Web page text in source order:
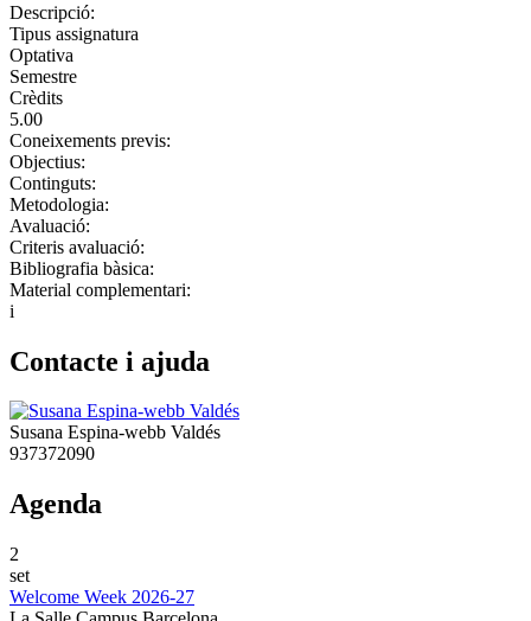
Descripció:
Tipus assignatura
Optativa
Semestre
Crèdits
5.00
Coneixements previs:
Objectius:
Continguts:
Metodologia:
Avaluació:
Criteris avaluació:
Bibliografia bàsica:
Material complementari:
i
Contacte i ajuda
Susana Espina-webb Valdés
937372090
Agenda
2
set
Welcome Week 2026-27